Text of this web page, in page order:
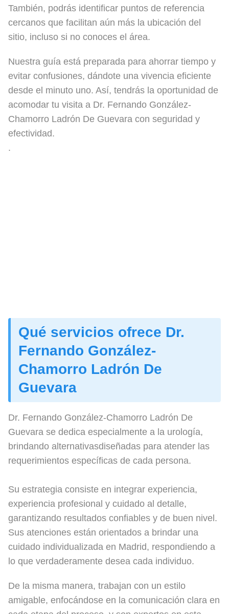
También, podrás identificar puntos de referencia
cercanos que facilitan aún más la ubicación del
sitio, incluso si no conoces el área.
Nuestra guía está preparada para ahorrar tiempo y
evitar confusiones, dándote una vivencia eficiente
desde el minuto uno. Así, tendrás la oportunidad de
acomodar tu visita a Dr. Fernando González-
Chamorro Ladrón De Guevara con seguridad y
efectividad.
.
Qué servicios ofrece Dr.
Fernando González-
Chamorro Ladrón De
Guevara
Dr. Fernando González-Chamorro Ladrón De
Guevara se dedica especialmente a la urología,
brindando alternativasdiseñadas para atender las
requerimientos específicas de cada persona.
Su estrategia consiste en integrar experiencia,
experiencia profesional y cuidado al detalle,
garantizando resultados confiables y de buen nivel.
Sus atenciones están orientados a brindar una
cuidado individualizada en Madrid, respondiendo a
lo que verdaderamente desea cada individuo.
De la misma manera, trabajan con un estilo
amigable, enfocándose en la comunicación clara en